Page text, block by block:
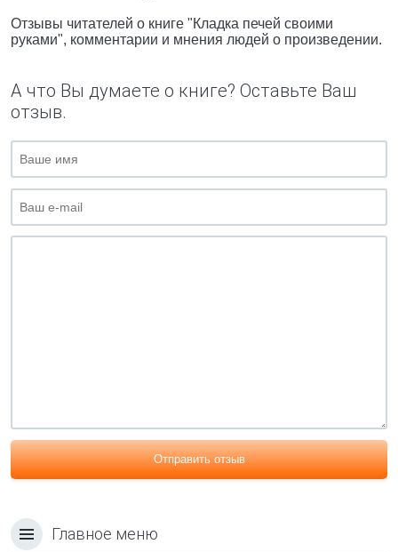
Отзывы читателей о книге "Кладка печей своими
руками", комментарии и мнения людей о произведении.
А что Вы думаете о книге? Оставьте Ваш
отзыв.
Отправить отзыв
Главное меню